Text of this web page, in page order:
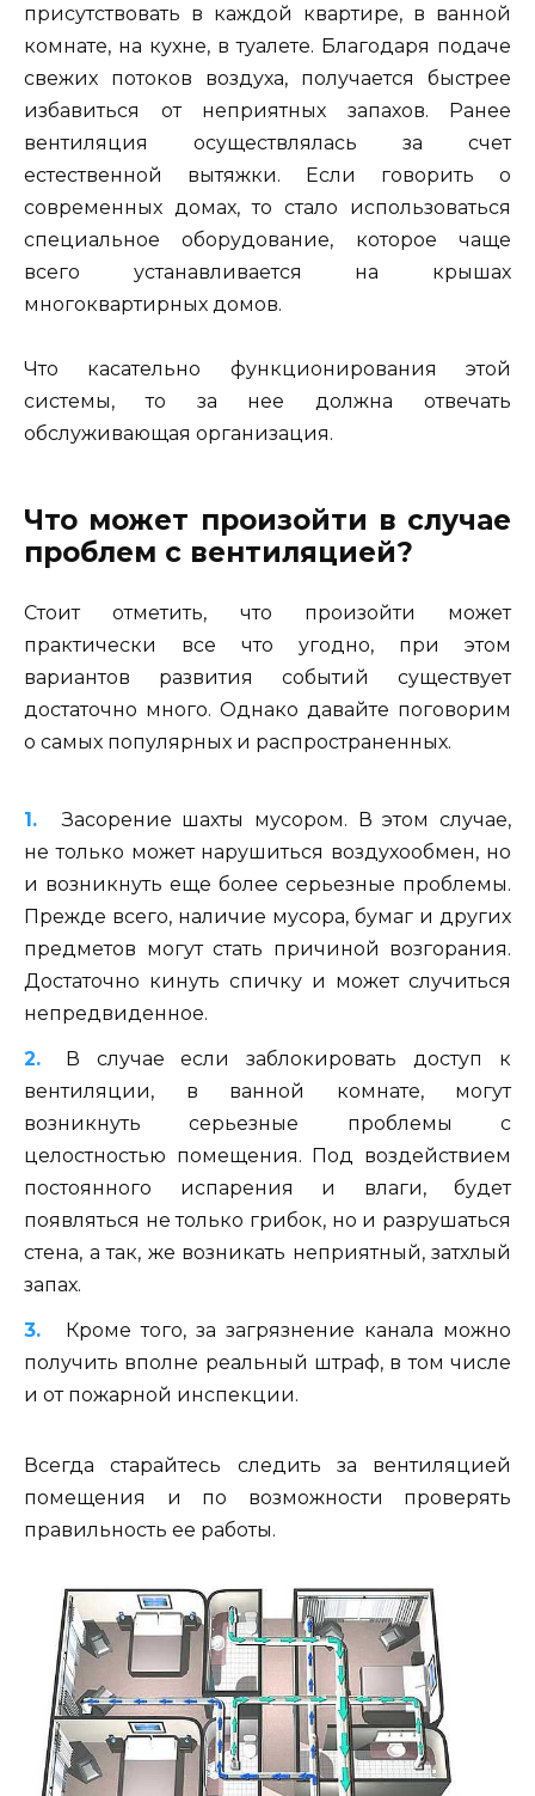
присутствовать в каждой квартире, в ванной
комнате, на кухне, в туалете. Благодаря подаче
свежих потоков воздуха, получается быстрее
избавиться от неприятных запахов. Ранее
вентиляция осуществлялась за счет
естественной вытяжки. Если говорить о
современных домах, то стало использоваться
специальное оборудование, которое чаще
всего устанавливается на крышах
многоквартирных домов.
Что касательно функционирования этой
системы, то за нее должна отвечать
обслуживающая организация.
Что может произойти в случае
проблем с вентиляцией?
Стоит отметить, что произойти может
практически все что угодно, при этом
вариантов развития событий существует
достаточно много. Однако давайте поговорим
о самых популярных и распространенных.
Засорение шахты мусором. В этом случае,
не только может нарушиться воздухообмен, но
и возникнуть еще более серьезные проблемы.
Прежде всего, наличие мусора, бумаг и других
предметов могут стать причиной возгорания.
Достаточно кинуть спичку и может случиться
непредвиденное.
В случае если заблокировать доступ к
вентиляции, в ванной комнате, могут
возникнуть серьезные проблемы с
целостностью помещения. Под воздействием
постоянного испарения и влаги, будет
появляться не только грибок, но и разрушаться
стена, а так, же возникать неприятный, затхлый
запах.
Кроме того, за загрязнение канала можно
получить вполне реальный штраф, в том числе
и от пожарной инспекции.
Всегда старайтесь следить за вентиляцией
помещения и по возможности проверять
правильность ее работы.